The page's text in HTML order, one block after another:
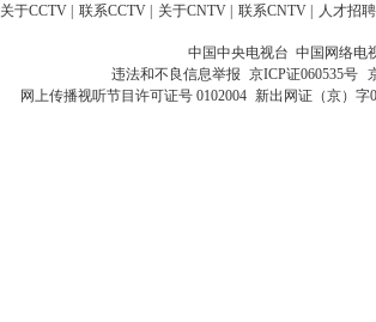
关于CCTV 联系CCTV 关于CNTV 联系CNTV 人才招聘
中国中央电视台 中国网络电
违法和不良信息举报 京ICP证060535号
网上传播视听节目许可证号 0102004 新出网证（京）